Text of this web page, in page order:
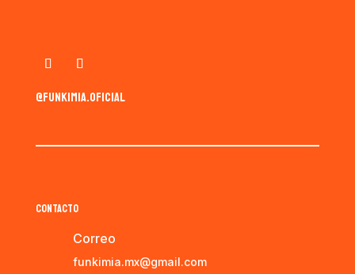
@funkimia.oficial
CONTACTO
Correo
funkimia.mx@gmail.com